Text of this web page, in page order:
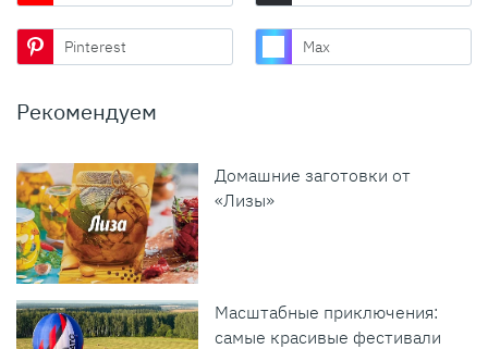
Pinterest Max
Рекомендуем
Домашние заготовки от
«Лизы»
Масштабные приключения:
самые красивые фестивали